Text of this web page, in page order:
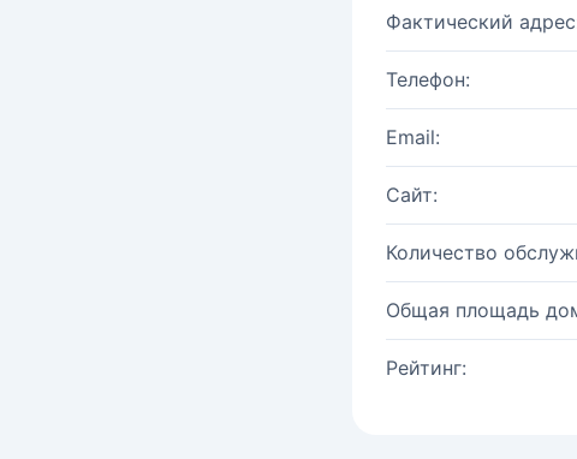
Фактический
Телефон:
Email:
Сайт:
Количество
Общая площадь
Рейтинг: